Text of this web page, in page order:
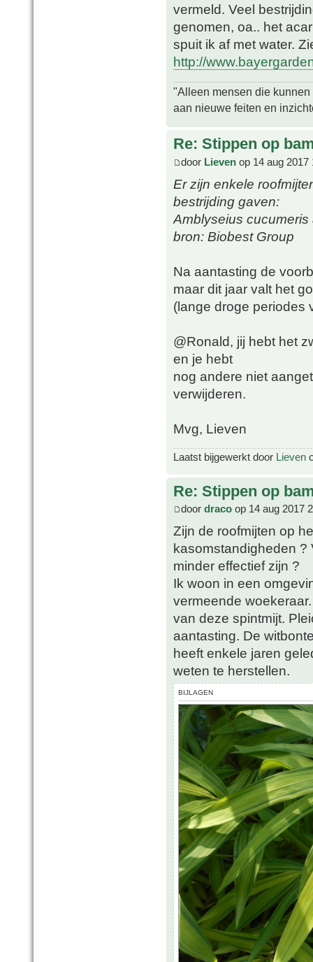
vermeld. Veel
genomen, oa.. het
spuit ik af met water.
http://
"Alleen mensen die
aan nieuwe feiten en
Re: Stippen op
door Lieven op 14 aug 2017
Er zijn enkele
bestrijding gaven:
Amblyseius
bron: Biobest Group
Na aantasting de
maar dit jaar valt het
(lange droge periodes
@Ronald, jij hebt het
en je hebt
nog andere niet
verwijderen.
Mvg, Lieven
Laatst bijgewerkt door Lieven
Re: Stippen op
door draco op 14 aug 2017
Zijn de roofmijten op
kasomstandigheden ?
minder effectief zijn ?
Ik woon in een
vermeende
van deze spintmijt.
aantasting. De
heeft enkele jaren
weten te herstellen.
BIJLAGEN